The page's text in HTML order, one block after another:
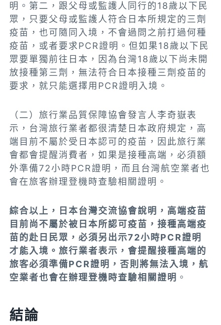
明。第二，跟父母或監護人同行的18歲以下民
眾，只要父母或監護人符合日本所規定的三劑
疫苗，也可隨同入境，不會過問之前打過何種
疫苗，或者要求PCR證明。但如果18歲以下民
眾要單獨前往日本，因為台灣18歲以下尚未開
放接種第三劑，無法符合日本接種三劑疫苗的
要求，就只能選擇用PCR證明入境。
（二）旅行業品質保障協會發言人李奇嶽表
示，台灣旅行業者都很清楚日本政府規定，高
端目前不屬於受日本認可的疫苗，因此旅行業
會都會提醒消費者，如果是接種高端，必須額
外準備72小時PCR證明，而且台灣航空業者也
會在旅客辦理登機時查驗相關證明。
綜合以上，日本台灣交流協會說明，高端疫苗
目前尚不屬於被日本所認可疫苗，接種高端疫
苗的赴日民眾，必須另出示72小時PCR證明
才能入境。旅行業者表示，會提醒接種高端的
旅客必須準備PCR證明，否則將無法入境，航
空業者也會在辦理登機時查驗相關證明 。
結論